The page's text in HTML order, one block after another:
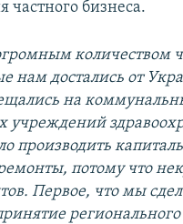
частного бизнеса.
количеством
нам достались от
на
учреждений
производить
потому что
Первое, что мы
регионального